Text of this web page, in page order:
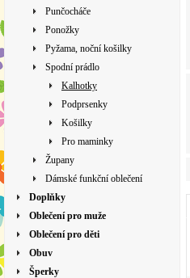
Punčocháče
Ponožky
Pyžama, noční košilky
Spodní prádlo
Kalhotky
Podprsenky
Košilky
Pro maminky
Župany
Dámské funkční oblečení
Doplňky
Oblečení pro muže
Oblečení pro děti
Obuv
Šperky